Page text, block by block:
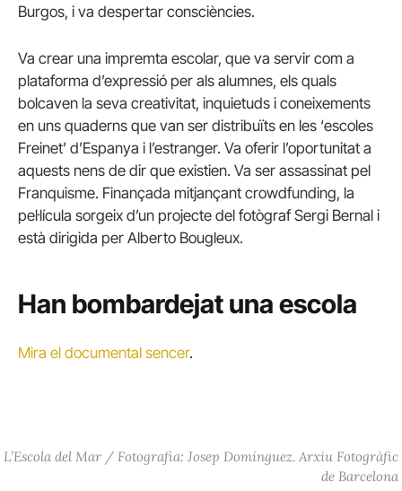
Burgos, i va despertar consciències.
Va crear una impremta escolar, que va servir com a
plataforma d’expressió per als alumnes, els quals
bolcaven la seva creativitat, inquietuds i coneixements
en uns quaderns que van ser distribuïts en les ‘escoles
Freinet’ d’Espanya i l’estranger. Va oferir l’oportunitat a
aquests nens de dir que existien. Va ser assassinat pel
Franquisme. Finançada mitjançant crowdfunding, la
pel·lícula sorgeix d’un projecte del fotògraf Sergi Bernal i
està dirigida per Alberto Bougleux.
Han bombardejat una escola
Mira el documental sencer.
L’Escola del Mar / Fotografia: Josep Dominguez. Arxiu Fotogràfic
de Barcelona